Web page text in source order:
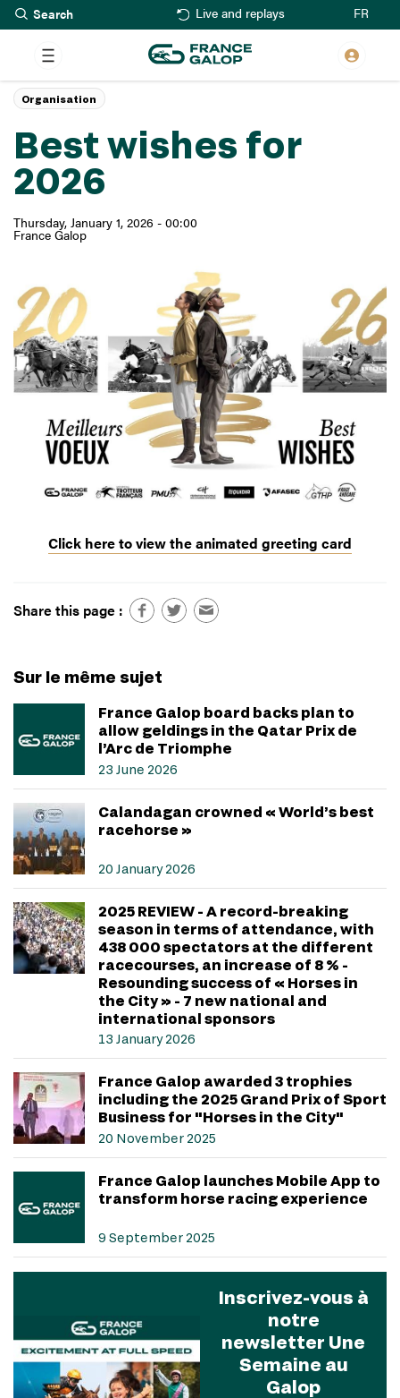
Skip
to
main
content
Live and replays FR
Best wishes for
2026
Thursday, January 1, 2026 - 00:00
France Galop
Organisation
Click here to view the animated greeting card
Share this page :
Sur le même sujet
France Galop board backs plan to
allow geldings in the Qatar Prix de
l’Arc de Triomphe
23 June 2026
Calandagan crowned « World’s best
racehorse »
20 January 2026
2025 REVIEW - A record-breaking
season in terms of attendance, with
438 000 spectators at the different
racecourses, an increase of 8 % -
Resounding success of « Horses in
the City » - 7 new national and
international sponsors
13 January 2026
France Galop awarded 3 trophies
including the 2025 Grand Prix of Sport
Business for "Horses in the City"
20 November 2025
France Galop launches Mobile App to
transform horse racing experience
9 September 2025
Inscrivez-vous à
notre
newsletter Une
Semaine au
Galop